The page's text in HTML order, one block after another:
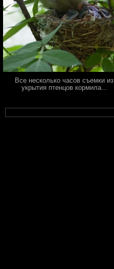
Все несколько часов съемки из
укрытия птенцов кормила...